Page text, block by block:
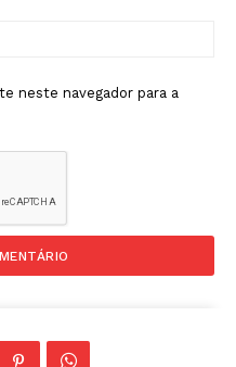
neste navegador para a